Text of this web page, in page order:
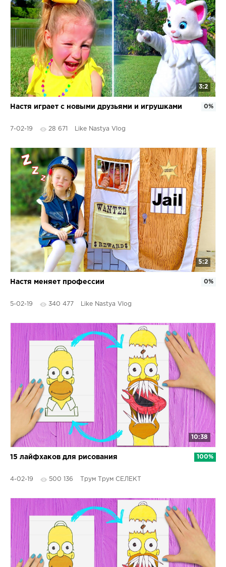
3:2
Настя играет с новыми друзьями и игрушками
7-02-19 28 671 Like Nastya Vlog
0%
5:2
Настя меняет профессии
5-02-19 340 477 Like Nastya Vlog
0%
10:38
15 лайфхаков для рисования
4-02-19 500 136 Трум Трум СЕЛЕКТ
100%